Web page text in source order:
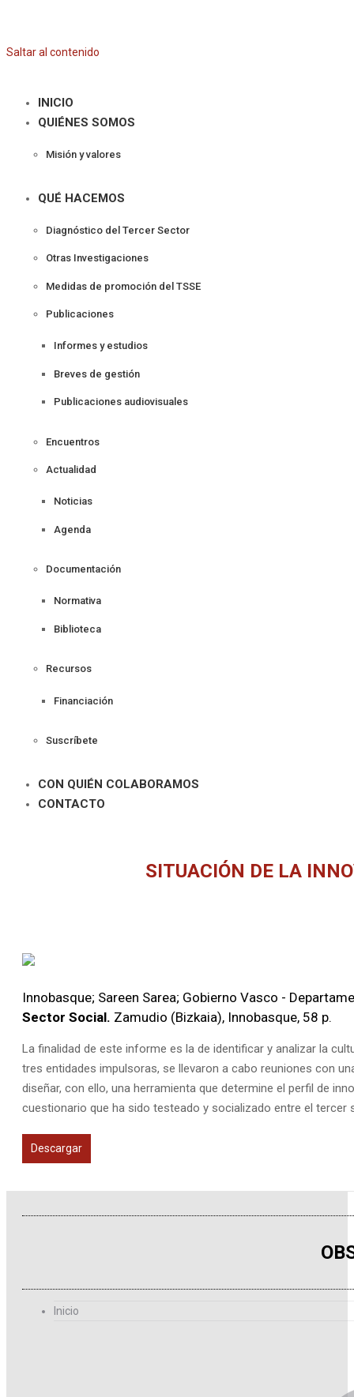
Saltar al contenido
INICIO
QUIÉNES SOMOS
Misión y valores
QUÉ HACEMOS
Diagnóstico del Tercer Sector
Otras Investigaciones
Medidas de promoción del TSSE
Publicaciones
Informes y estudios
Breves de gestión
Publicaciones audiovisuales
Encuentros
Actualidad
Noticias
Agenda
Documentación
Normativa
Biblioteca
Recursos
Financiación
Suscríbete
CON QUIÉN COLABORAMOS
CONTACTO
SITUACIÓN DE LA
Innobasque; Sareen Sarea; Gobierno Vasco -
Sector Social. Zamudio (Bizkaia), Innobasque, 58 p.
La finalidad de este informe es la de identificar y analizar la
tres entidades impulsoras, se llevaron a cabo reuniones con
diseñar, con ello, una herramienta que determine el perfil de
cuestionario que ha sido testeado y socializado entre el tercer
Descargar
Inicio